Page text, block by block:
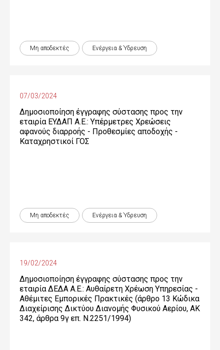
Μη αποδεκτές Ενέργεια & Ύδρευση
07/03/2024
Δημοσιοποίηση έγγραφης σύστασης προς την
εταιρία ΕΥΔΑΠ Α.Ε.: Υπέρμετρες Χρεώσεις
αφανούς διαρροής - Προθεσμίες αποδοχής -
Καταχρηστικοί ΓΟΣ
Μη αποδεκτές Ενέργεια & Ύδρευση
19/02/2024
Δημοσιοποίηση έγγραφης σύστασης προς την
εταιρία ΔΕΔΑ Α.Ε.: Αυθαίρετη Χρέωση Υπηρεσίας -
Αθέμιτες Εμπορικές Πρακτικές (άρθρο 13 Κώδικα
Διαχείρισης Δικτύου Διανομής Φυσικού Αερίου, ΑΚ
342, άρθρα 9γ επ. Ν.2251/1994)